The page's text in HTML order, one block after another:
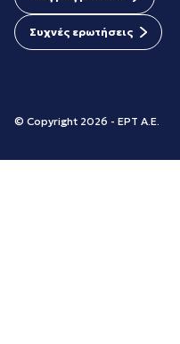
Συχνές ερωτήσεις
© Copyright 2026 - ΕΡΤ Α.Ε.